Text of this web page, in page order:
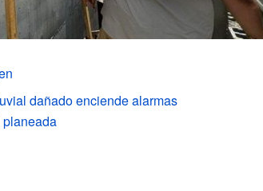
dañado enciende alarmas